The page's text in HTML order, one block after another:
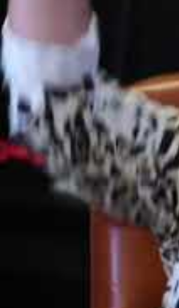
Kontakta oss
Slå på/av webbplatssökning
Dreads ponytail
Inläggsförfattare: Dorion
Inlägget publicerat: maj 3, 2026
Inläggskategori:Dreads /Salong
Nyadreads ponytailär äntligen här. Vi på
Det här är inte bara ett produktsläpp. Det
Dreads ponytail exempel: